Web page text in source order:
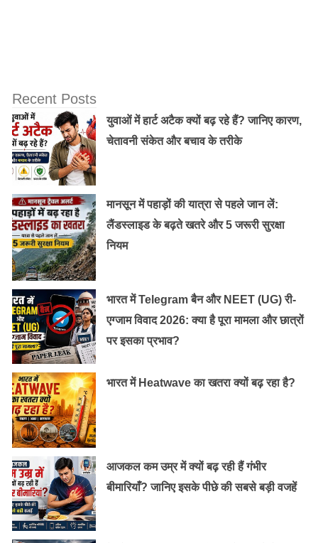
Recent Posts
युवाओं में हार्ट अटैक क्यों बढ़ रहे हैं? जानिए कारण,
चेतावनी संकेत और बचाव के तरीके
मानसून में पहाड़ों की यात्रा से पहले जान लें:
लैंडस्लाइड के बढ़ते खतरे और 5 जरूरी सुरक्षा
नियम
भारत में Telegram बैन और NEET (UG) री-
एग्जाम विवाद 2026: क्या है पूरा मामला और छात्रों
पर इसका प्रभाव?
भारत में Heatwave का खतरा क्यों बढ़ रहा है?
आजकल कम उम्र में क्यों बढ़ रही हैं गंभीर
बीमारियाँ? जानिए इसके पीछे की सबसे बड़ी वजहें